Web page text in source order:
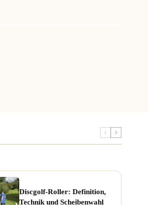
Discgolf-Roller: Definition,
Technik und Scheibenwahl